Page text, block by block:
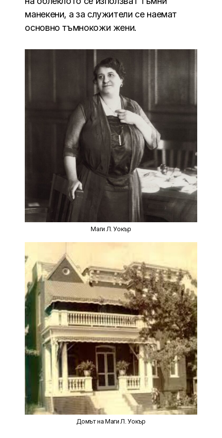
манекени, а за служители се наемат
основно тъмнокожи жени.
Маги Л. Уокър
Домът на Маги Л. Уокър